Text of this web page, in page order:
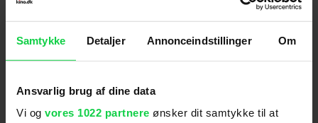
Samtykke Detaljer Annonceindstillinger Om
Ansvarlig brug af dine data
Vi og vores 1022 partnere ønsker dit samtykke til at
'Souleymane's Story' får dansk biografpremiere
den 15. maj.
Se traileren herunder: